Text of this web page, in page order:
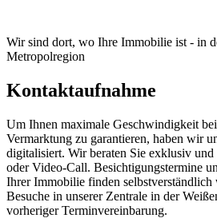
Wir sind dort, wo Ihre Immobilie ist - in
Metropolregion
Kontaktaufnahme
Um Ihnen maximale Geschwindigkeit
Vermarktung zu garantieren, haben wir
digitalisiert. Wir beraten Sie exklusiv
oder Video-Call. Besichtigungstermine
Ihrer Immobilie finden selbstverständlich
Besuche in unserer Zentrale in der
vorheriger Terminvereinbarung.